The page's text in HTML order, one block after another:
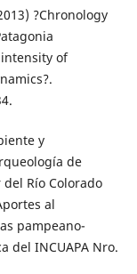
?Chronology
of
y
de
Río Colorado
al
pampeano-
del INCUAPA Nro.